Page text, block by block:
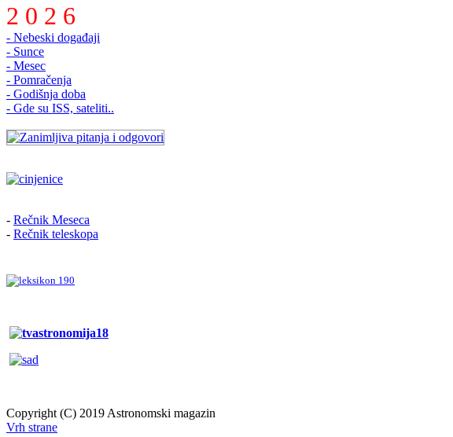
2 0 2 6
- Nebeski događaji
- Sunce
- Mesec
- Pomračenja
- Godišnja doba
- Gde su ISS, sateliti..
- Rečnik Meseca
- Rečnik teleskopa
Copyright (C) 2019 Astronomski magazin
Vrh strane